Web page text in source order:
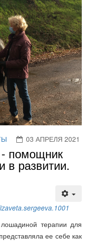
03 АПРЕЛЯ 2021
помощник
в развитии.
терапии для
ее себе как